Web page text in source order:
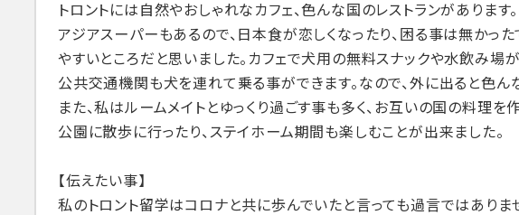
トロントには自然やおしゃれなカフェ、色んな国のレストランがあります。
アジアスーパーもあるので、日本食が恋しくなったり、困る事は無かっ
やすいところだと思いました。カフェで犬用の無料スナックや水飲み場
公共交通機関も犬を連れて乗る事ができます。なので、外に出ると色ん
また、私はルームメイトとゆっくり過ごす事も多く、お互いの国の料理を
公園に散歩に行ったり、ステイホーム期間も楽しむことが出来ました。
【伝えたい事】
私のトロント留学はコロナと共に歩んでいたと言っても過言ではありま